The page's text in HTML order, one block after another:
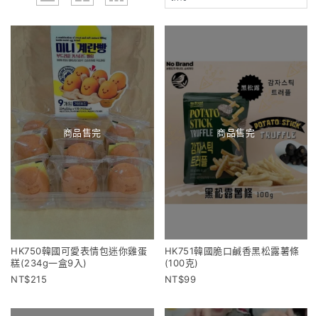
商品售完
HK750韓國可愛表情包迷你雞蛋
糕(234g一盒9入)
215
商品售完
HK751韓國脆口鹹香黑松露薯條
(100克)
99